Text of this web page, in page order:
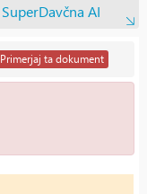
SuperDavčna AI
Primerjaj ta dokument